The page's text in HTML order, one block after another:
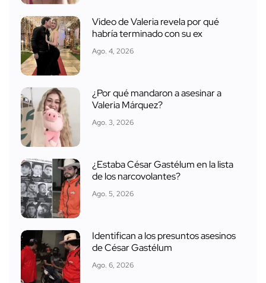
Video de Valeria revela por qué
habría terminado con su ex
Ago. 4, 2026
¿Por qué mandaron a asesinar a
Valeria Márquez?
Ago. 3, 2026
¿Estaba César Gastélum en la lista
de los narcovolantes?
Ago. 5, 2026
Identifican a los presuntos asesinos
de César Gastélum
Ago. 6, 2026